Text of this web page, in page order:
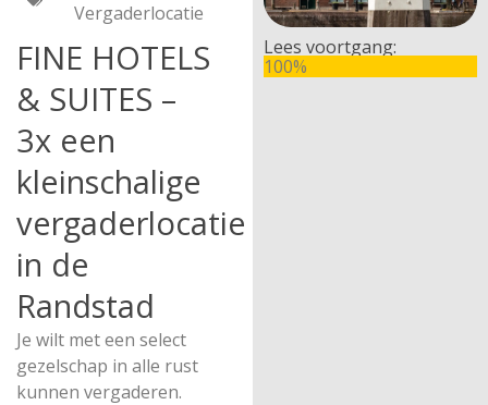
Vergaderlocatie
FINE HOTELS
& SUITES –
3x een
kleinschalige
vergaderlocatie
in de
Randstad
Je wilt met een select
gezelschap in alle rust
kunnen vergaderen.
Lees voortgang:
100%